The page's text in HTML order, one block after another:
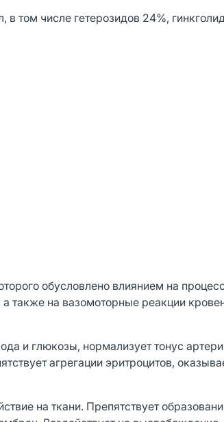
в том числе гетерозидов 24%,
обусловлено влиянием на
также на вазомоторные реакции
и глюкозы, нормализует тонус
агрегации эритроцитов,
на ткани. Препятствует